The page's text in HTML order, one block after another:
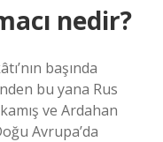
nedir?
başında
bu yana Rus
ve Ardahan
Avrupa’da